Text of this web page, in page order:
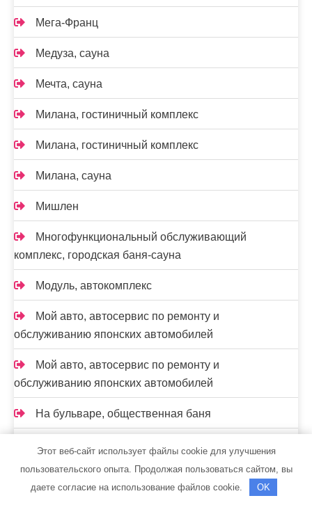
Мега-Франц
Медуза, сауна
Мечта, сауна
Милана, гостиничный комплекс
Милана, гостиничный комплекс
Милана, сауна
Мишлен
Многофункциональный обслуживающий
комплекс, ​городская баня-сауна
Модуль, автокомплекс
Мой авто, автосервис по ремонту и
обслуживанию японских автомобилей
Мой авто, автосервис по ремонту и
обслуживанию японских автомобилей
На бульваре, общественная баня
На Универсальном, сауна
Этот веб-сайт использует файлы cookie для улучшения
пользовательского опыта. Продолжая пользоваться сайтом, вы
даете согласие на использование файлов cookie.
OK